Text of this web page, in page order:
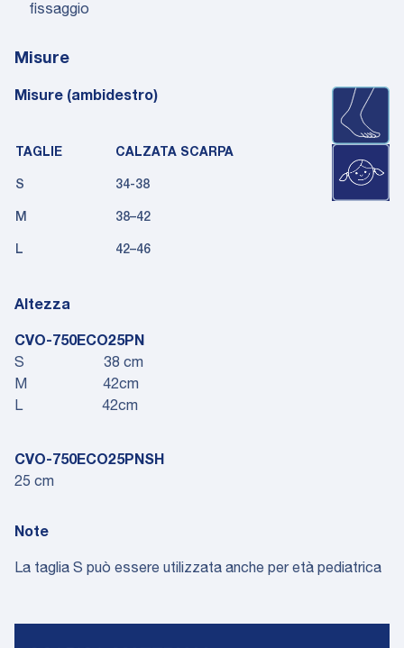
fissaggio
Misure
Misure (ambidestro)
TAGLIE CALZATA SCARPA
S 34-38
M 38–42
L 42–46
Altezza
CVO-750ECO25PN
S 38 cm
M 42cm
L 42cm
CVO-750ECO25PNSH
25 cm
Note
La taglia S può essere utilizzata anche per età pediatrica